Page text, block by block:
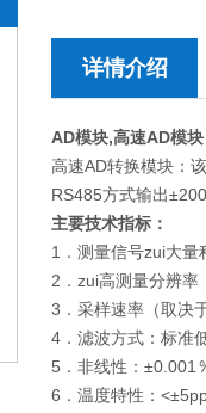
详情介绍
AD模块,高速AD模
高速AD转换模块：
RS485方式输出
主要技术指标：
1．测量信号zui大量
2．zui高测量分辨率
3．采样速率（取决
4．滤波方式：标准
5．非线性：±0.001
6．温度特性：